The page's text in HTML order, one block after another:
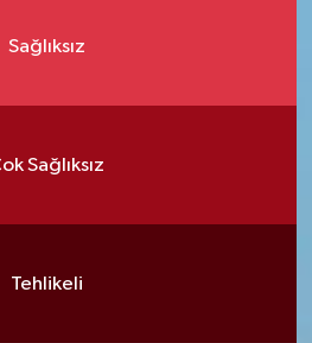
Sağlıksız
Sağlıksız
Tehlikeli